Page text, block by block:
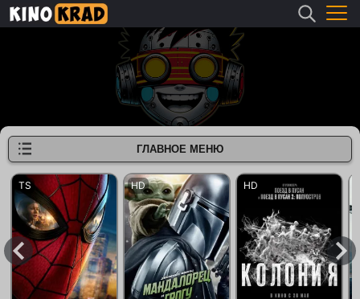
ГЛАВНОЕ МЕНЮ